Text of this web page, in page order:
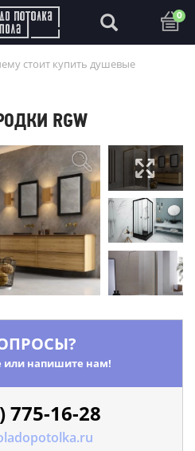
0
стоит купить душевые
RGW
или напишите нам!
775-16-28